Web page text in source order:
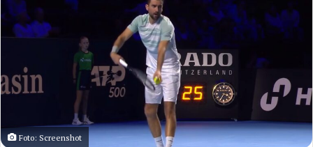
Foto: Screenshot